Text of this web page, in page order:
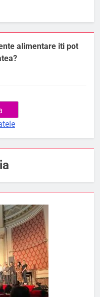
alimentare iti pot